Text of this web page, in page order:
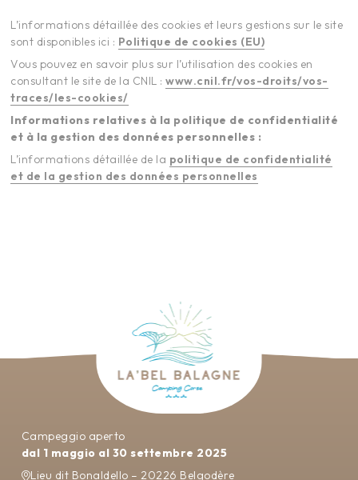
L’informations détaillée des cookies et leurs gestions sur le site
sont disponibles ici : Politique de cookies (EU)
Vous pouvez en savoir plus sur l’utilisation des cookies en
consultant le site de la CNIL :www.cnil.fr/vos-droits/vos-
traces/les-cookies/
Informations relatives à la politique de confidentialité
et à la gestion des données personnelles :
L’informations détaillée de la politique de confidentialité
et de la gestion des données personnelles
Campeggio aperto
dal 1 maggio al 30 settembre 2025
Lieu dit Bonaldello – 20226 Belgodère